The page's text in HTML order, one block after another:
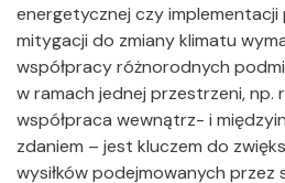
energetycznej czy
mitygacji do zmiany klimatu
współpracy różnorodnych
w ramach jednej przestrzeni, np.
współpraca wewnątrz- i
zdaniem – jest kluczem do
wysiłków podejmowanych przez